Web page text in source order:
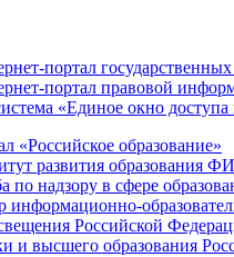
портал государственных
портал правовой
«Единое окно доступа
«Российское образование»
развития образования
по надзору в сфере
информационно-
Российской
и высшего образования